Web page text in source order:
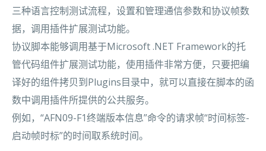
三种语言控制测试流程，设置和管理通信参数和协议帧数
据，调用插件扩展测试功能。
协议脚本能够调用基于Microsoft .NET Framework的托
管代码组件扩展测试功能，使用插件非常方便，只要把编
译好的组件拷贝到Plugins目录中，就可以直接在脚本的函
数中调用插件所提供的公共服务。
例如，“AFN09-F1终端版本信息”命令的请求帧“时间标签-
启动帧时标”的时间取系统时间。